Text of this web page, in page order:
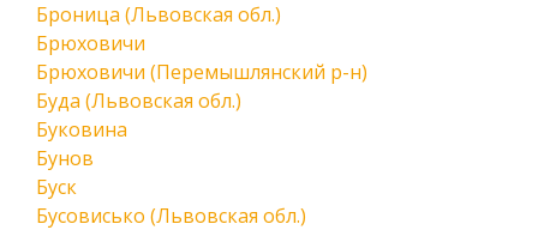
Броница (Львовская обл.)
Брюховичи
Брюховичи (Перемышлянский р-н)
Буда (Львовская обл.)
Буковина
Бунов
Буск
Бусовисько (Львовская обл.)